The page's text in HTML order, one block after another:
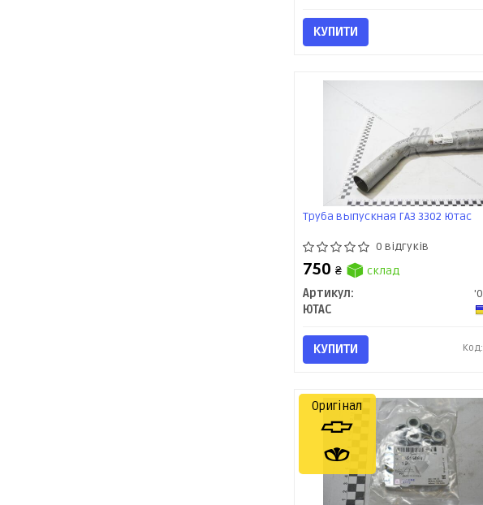
КУПИТИ
Труба выпускная ГАЗ 3302 Ютас
0 відгуків
750 ₴
склад
Артикул:
ЮТАС
КУПИТИ
Оригінал